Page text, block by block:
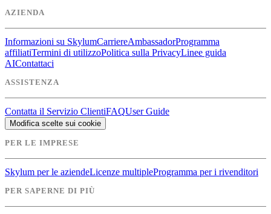
AZIENDA
Informazioni su SkylumCarriereAmbassadorProgramma
affiliatiTermini di utilizzoPolitica sulla PrivacyLinee guida
AIContattaci
ASSISTENZA
Contatta il Servizio ClientiFAQUser Guide
Modifica scelte sui cookie
PER LE IMPRESE
Skylum per le aziendeLicenze multipleProgramma per i rivenditori
PER SAPERNE DI PIÙ